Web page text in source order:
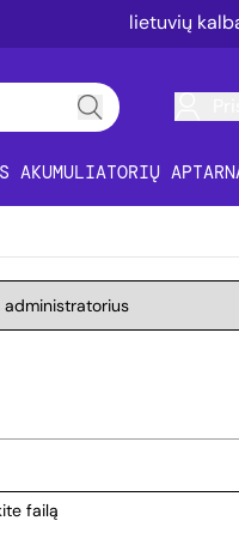
lietuvių
AKUMULIATORIŲ
failą